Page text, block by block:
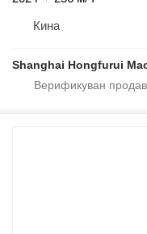
Кина
Shanghai Hongfurui